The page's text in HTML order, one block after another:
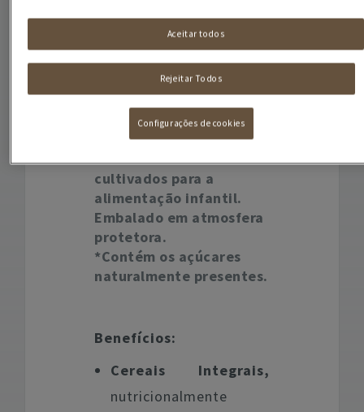
dando-lhe a conhecer
novos sabores e novas
consistências.
Alimento para bebé à
base de cereais
especialmente
selecionados e
cultivados para a
alimentação infantil.
Embalado em atmosfera
protetora.
*Contém os açúcares
naturalmente presentes.
Benefícios:
Cereais Integrais,
nutricionalmente
Rejeitar Todos
Aceitar todos
Configurações de cookies